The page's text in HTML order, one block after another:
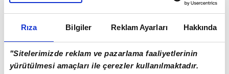
Rıza Bilgiler Reklam Ayarları Hakkında
"Sitelerimizde reklam ve pazarlama faaliyetlerinin
yürütülmesi amaçları ile çerezler kullanılmaktadır.